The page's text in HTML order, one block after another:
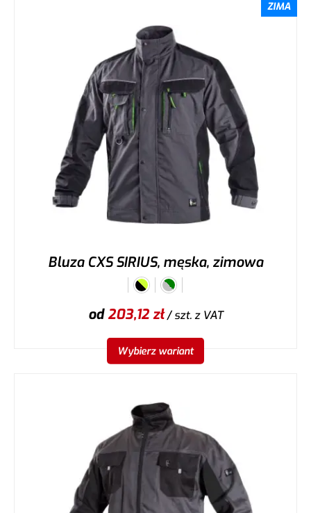
ZIMA
Bluza CXS SIRIUS, męska, zimowa
od203,12zł/ szt.z VAT
Wybierz wariant